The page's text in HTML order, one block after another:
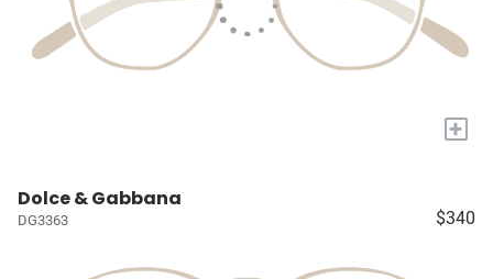
+
Dolce & Gabbana
DG3363 $340